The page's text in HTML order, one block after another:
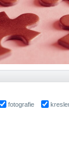
fotografie